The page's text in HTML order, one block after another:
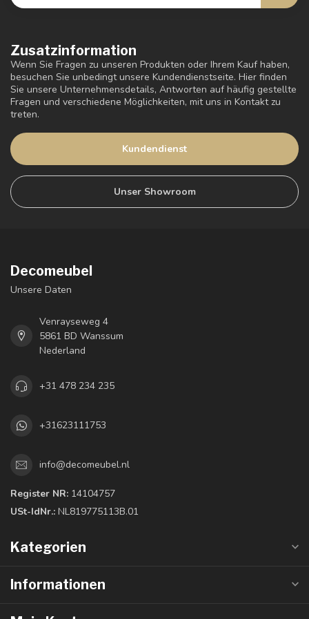
Zusatzinformation
Wenn Sie Fragen zu unseren Produkten oder Ihrem Kauf haben,
besuchen Sie unbedingt unsere Kundendienstseite. Hier finden
Sie unsere Unternehmensdetails, Antworten auf häufig gestellte
Fragen und verschiedene Möglichkeiten, mit uns in Kontakt zu
treten.
Kundendienst
Unser Showroom
Decomeubel
Unsere Daten
Venrayseweg 4
5861 BD Wanssum
Nederland
+31 478 234 235
+31623111753
info@decomeubel.nl
Register NR: 14104757
USt-IdNr.: NL819775113B.01
Kategorien
Informationen